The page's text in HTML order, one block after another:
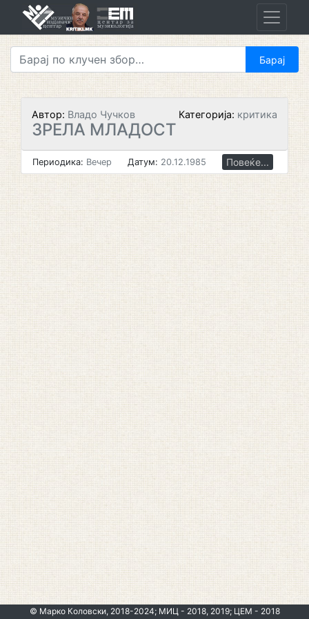
Автор: Владо Чучков Категорија: критика
ЗРЕЛА МЛАДОСТ
Периодика: Вечер Датум: 20.12.1985 Повеќе...
© Марко Коловски, 2018-2024; МИЦ - 2018, 2019; ЦЕМ - 2018